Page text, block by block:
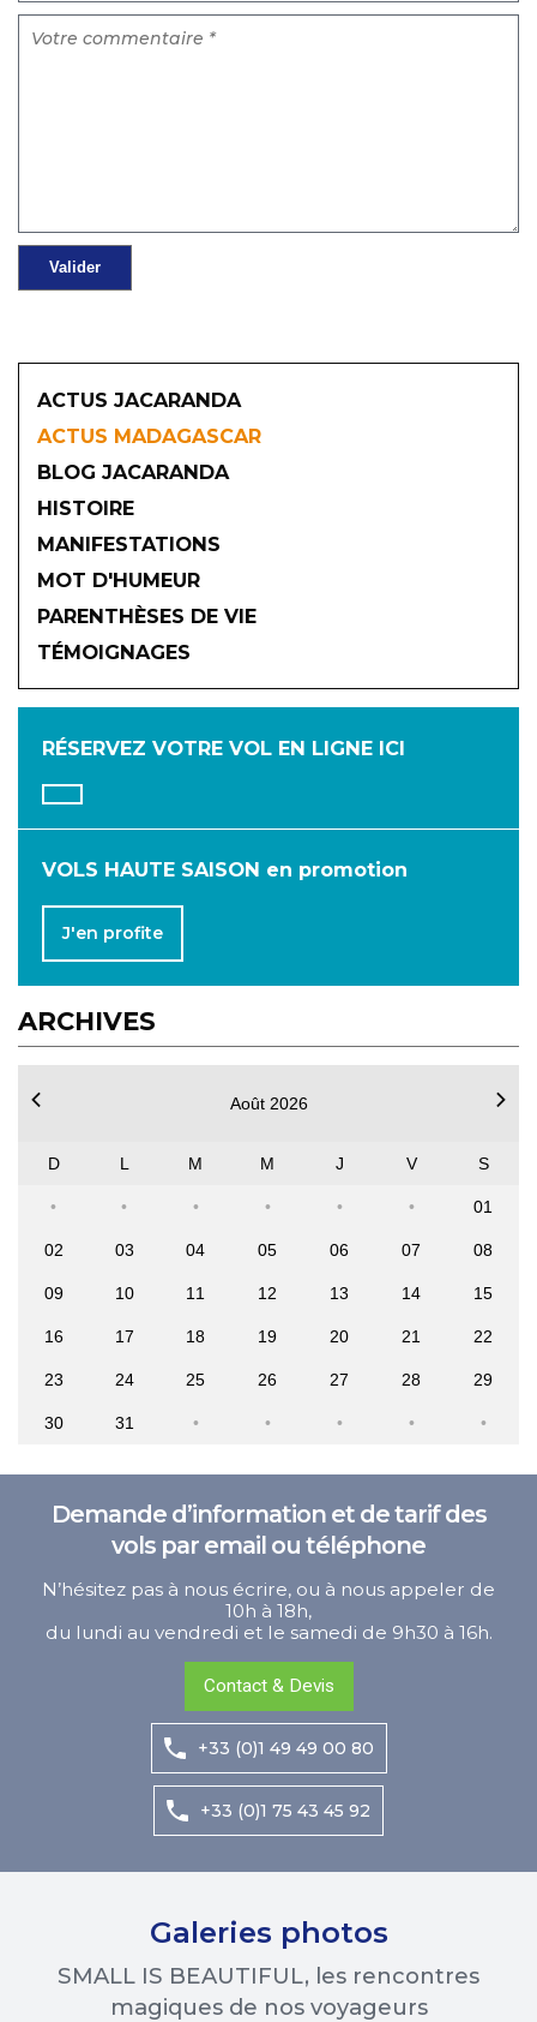
ACTUS JACARANDA
ACTUS MADAGASCAR
BLOG JACARANDA
HISTOIRE
MANIFESTATIONS
MOT D'HUMEUR
PARENTHÈSES DE VIE
TÉMOIGNAGES
RÉSERVEZ VOTRE VOL EN LIGNE ICI
VOLS HAUTE SAISON en promotion
J'en profite
ARCHIVES
JANVIER
AVRIL MAI JUIN
JUILLET AOÛT SEPTEMBRE
OCTOBRE
Août 2026
D L M M J V S
01
02 03 04 05 06 07 08
09 10 11 12 13 14 15
16 17 18 19 20 21 22
23 24 25 26 27 28 29
30 31
Demande d’information et de tarif des
vols par email ou téléphone
N’hésitez pas à nous écrire, ou à nous appeler de
10h à 18h,
du lundi au vendredi et le samedi de 9h30 à 16h.
Contact & Devis
+33 (0)1 49 49 00 80
+33 (0)1 75 43 45 92
Galeries photos
SMALL IS BEAUTIFUL, les rencontres
magiques de nos voyageurs